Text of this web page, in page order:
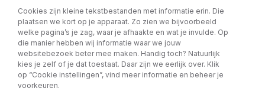
Fiat Punto
1.2 Classic*NAP*ZUINIG*
205866 km 09-02-2006Benzine € 1,- Lease € 0 p/m
Cookies zijn kleine tekstbestanden met informatie erin. Die
plaatsen we kort op je apparaat. Zo zien we bijvoorbeeld
welke pagina’s je zag, waar je afhaakte en wat je invulde. Op
die manier hebben wij informatie waar we jouw
websitebezoek beter mee maken. Handig toch? Natuurlijk
kies je zelf of je dat toestaat. Daar zijn we eerlijk over. Klik
op “Cookie instellingen”, vind meer informatie en beheer je
voorkeuren.